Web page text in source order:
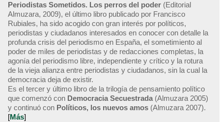
Periodistas Sometidos. Los perros del poder (Editorial
Almuzara, 2009), el último libro publicado por Francisco
Rubiales, ha sido acogido con gran interés por políticos,
periodistas y ciudadanos interesados en conocer con detalle la
profunda crisis del periodismo en España, el sometimiento al
poder de miles de periodistas y de redacciones completas, la
agonía del periodismo libre, independiente y crítico y la rotura
de la vieja alianza entre periodistas y ciudadanos, sin la cual la
democracia deja de existir.
Es el tercer y último libro de la trilogía de pensamiento político
que comenzó con Democracia Secuestrada (Almuzara 2005)
y continuó con Políticos, los nuevos amos (Almuzara 2007).
[Más]